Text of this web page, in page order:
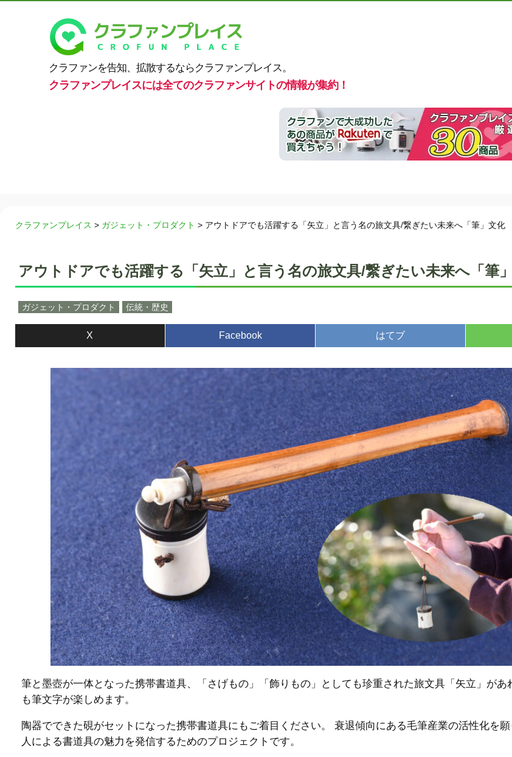
クラファンを告知、拡散するならクラファンプレイス。
クラファンプレイスには全てのクラファンサイトの情報が集約！
クラファンプレイス > ガジェット・プロダクト > アウトドアでも活躍する「矢立」と言う名の旅文具/繋ぎたい未来へ「筆」文化
アウトドアでも活躍する「矢立」と言う名の旅文具/繋ぎたい未来へ「筆
ガジェット・プロダクト 伝統・歴史
X Facebook はてブ
筆と墨壺が一体となった携帯書道具、「さげもの」「飾りもの」としても珍重された旅文具「矢立」があ
も筆文字が楽しめます。
陶器でできた硯がセットになった携帯書道具にもご着目ください。 衰退傾向にある毛筆産業の活性化を
人による書道具の魅力を発信するためのプロジェクトです。